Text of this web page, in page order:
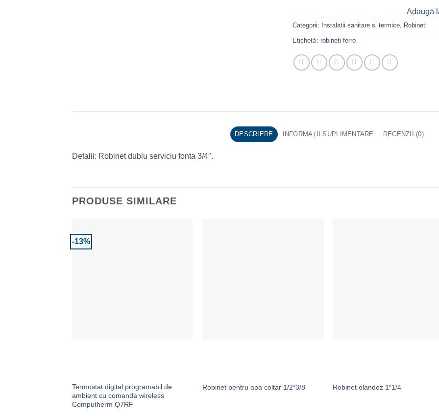
Adaugă
Categorii: Instalatii sanitare si termice Robineti
Etichetă: robineti ferro
DESCRIERE INFORMAȚII SUPLIMENTARE RECENZII (0)
Detalii: Robinet dublu serviciu fonta 3/4″.
PRODUSE SIMILARE
-13%
Termostat digital programabil de
ambient cu comanda wireless
Computherm Q7RF
Robinet pentru apa coltar 1/2*3/8 Robinet olandez 1″1/4